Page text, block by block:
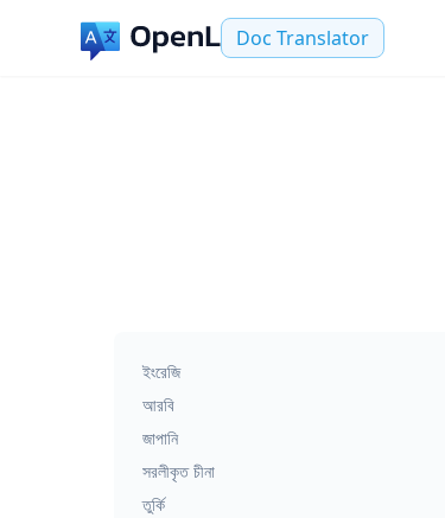
Doc Translator
ইংরেজি
আরবি
জাপানি
সরলীকৃত চীনা
তুর্কি